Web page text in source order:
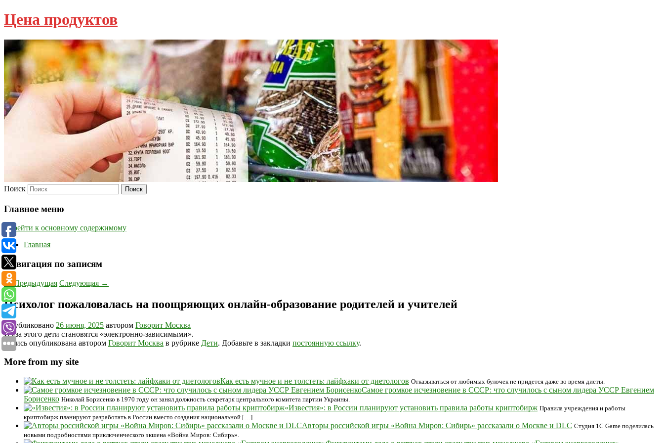
Цена продуктов
Поиск
Главное меню
Перейти к основному содержимому
Главная
Навигация по записям
←Предыдущая Следующая →
Психолог пожаловалась на поощряющих онлайн-образование родителей и учителей
Опубликовано 26 июня, 2025 автором Говорит Москва
Из-за этого дети становятся «электронно-зависимыми».
Запись опубликована автором Говорит Москва в рубрике Дети. Добавьте в закладки постоянную ссылку.
More from my site
Как есть мучное и не толстеть: лайфхаки от диетологов Отказываться от любимых булочек не придется даже во время диеты.
Самое громкое исчезновение в СССР: что случилось с сыном лидера УССР Евгением
Борисенко Николай Борисенко в 1970 году он занял должность секретаря центрального комитета партии Украины.
«Известия»: в России планируют установить правила работы криптобирж Правила учреждения и работы
криптобирж планируют разработать в России вместо создания национальной […]
Авторы российской игры «Война Миров: Сибирь» рассказали о Москве и DLC Студия 1C Game поделилась
новыми подробностями приключенческого экшена «Война Миров: Сибирь».